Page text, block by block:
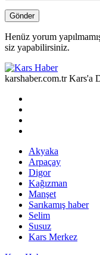
Henüz yorum
siz yapabilirsiniz.
karshaber.com.tr Kars'a
Akyaka
Arpaçay
Digor
Kağızman
Manşet
Sarıkamış haber
Selim
Susuz
Kars Merkez